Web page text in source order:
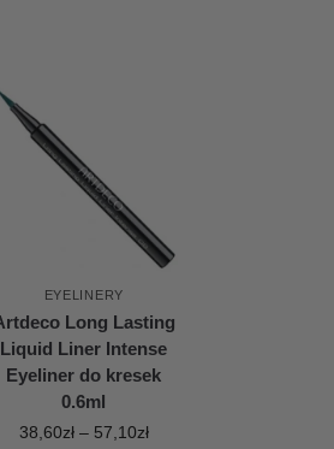
EYELINERY
Long Lasting
Liquid Liner Intense
Eyeliner do kresek
0.6ml
38,60zł – 57,10zł